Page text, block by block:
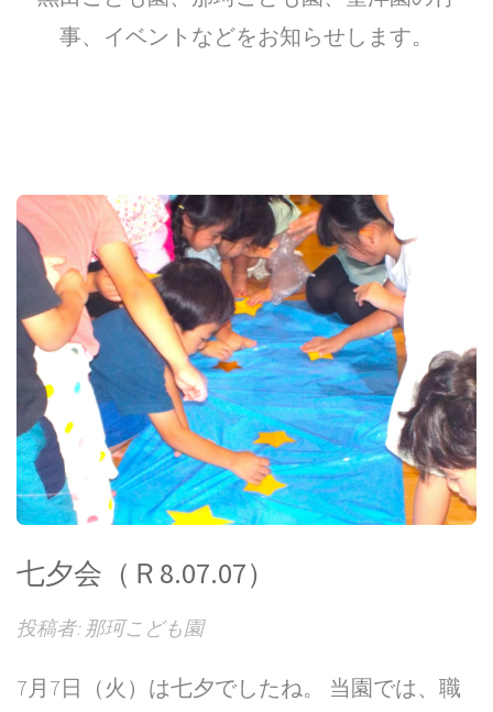
事、イベントなどをお知らせします。
七夕会（Ｒ8.07.07）
投稿者: 那珂こども園
7月7日（火）は七夕でしたね。 当園では、職